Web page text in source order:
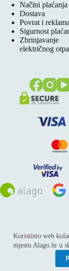
Koristimo web
mjestu Alago.hr u
Načini plaćanja
Dostava
Povrat i
Sigurnost
Zbrinjavanje
električnog
Sva
ALAGO d.o.o.
Adresa: Horvati
6539 392 / E-mail:
Subjekt je upisan